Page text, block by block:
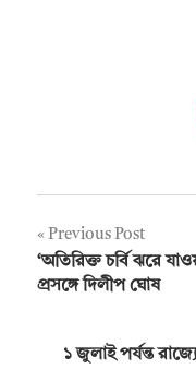
Post
navigation
Previous Post
‘অতিরিক্ত চর্বি ঝরে
প্রসঙ্গে দিলীপ ঘোষ
১ জুলাই পর্যন্ত